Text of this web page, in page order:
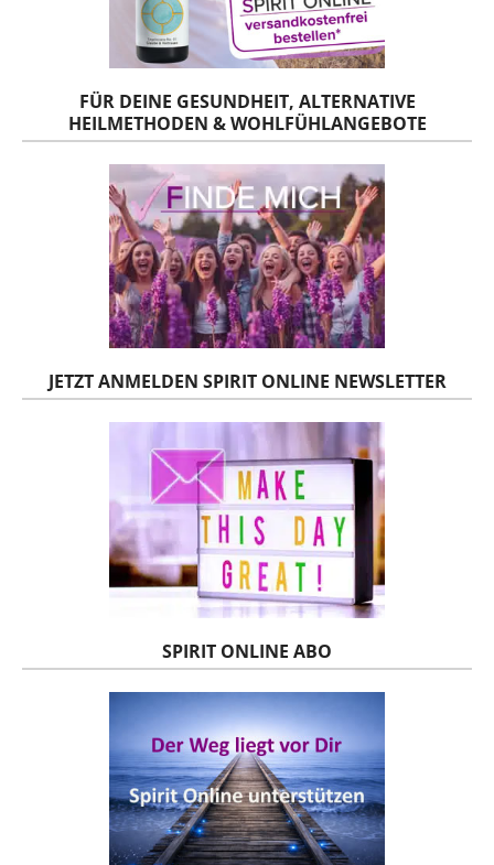
FÜR DEINE GESUNDHEIT, ALTERNATIVE
HEILMETHODEN & WOHLFÜHLANGEBOTE
JETZT ANMELDEN SPIRIT ONLINE NEWSLETTER
SPIRIT ONLINE ABO